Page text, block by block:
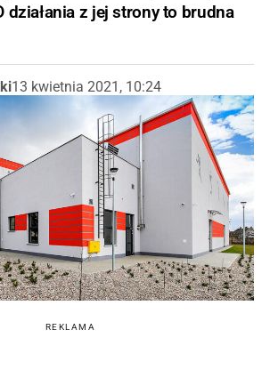
z jej strony to brudna
13 kwietnia 2021, 10:24
REKLAMA